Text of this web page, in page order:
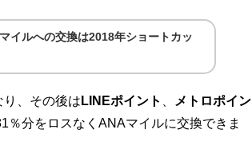
イルへの交換は2018年ショートカッ
り、その後は LINEポイント
メトロポイン
％分をロスなくANAマイルに交換できま